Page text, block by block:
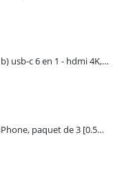
Adaptateur multiple (Hub) usb-c 6 en 1 - hdmi 4K, 3 ports USB 3.0 et lecteur de carte sd tf - UGREEN
Câble de chargeur pour iPhone, paquet de 3 [0.5M 1M 2M] - GIANAC